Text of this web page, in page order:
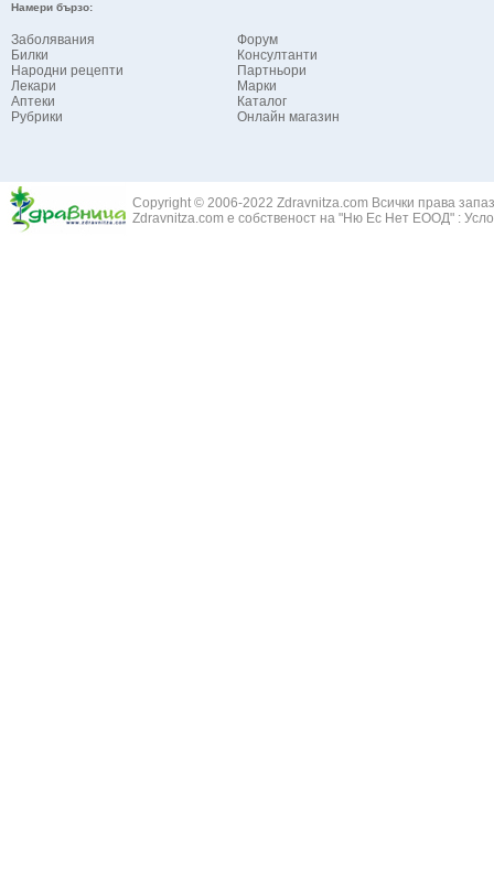
Намери бързо:
Заболявания
Билки
Народни рецепти
Лекари
Аптеки
Рубрики
Форум
Консултанти
Партньори
Марки
Каталог
Онлайн магазин
Copyright © 2006-2022 Zdravnitza.com Всички права
Zdravnitza.com е собственост на "Ню Ес Нет ЕООД" :